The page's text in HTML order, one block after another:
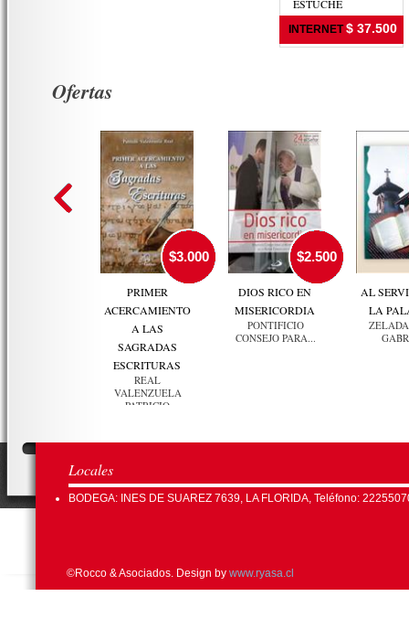
ESTUCHE
VARIOS
INTERNET $ 37.500
Ofertas
PRIMER
ACERCAMIENTO
A LAS
SAGRADAS
ESCRITURAS
REAL
VALENZUELA
PATRICIO
$3.000
DIOS RICO EN
MISERICORDIA
PONTIFICIO
CONSEJO PARA...
$2.500
AL
LA
Locales
BODEGA: INES DE SUAREZ 7639, LA FLORIDA, Teléfono:
©Rocco & Asociados. Design by www.ryasa.cl